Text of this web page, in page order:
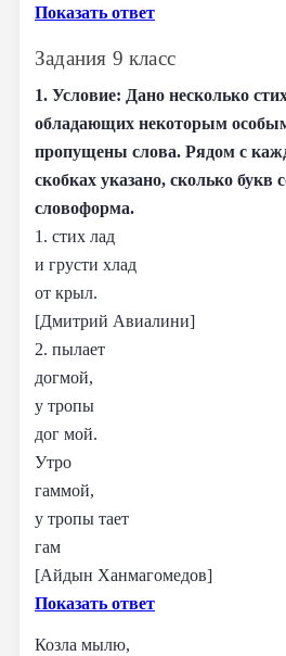
Показать ответ
Задания 9 класс
1. Условие: Дано несколько
обладающих некоторым
пропущены слова. Рядом с
скобках указано, сколько букв
словоформа.
1. стих лад
и грусти хлад
от крыл.
[Дмитрий Авиалини]
2. пылает
догмой,
у тропы
дог мой.
Утро
гаммой,
у тропы тает
гам
[Айдын Ханмагомедов]
Показать ответ
Козла мылю,